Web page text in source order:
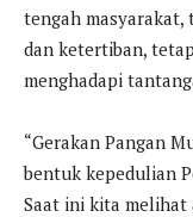
tengah masyarakat,
dan ketertiban,
menghadapi
“Gerakan Pangan
bentuk kepedulian
Saat ini kita melihat